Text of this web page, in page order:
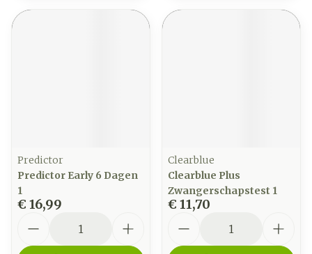
Predictor
Predictor Early 6 Dagen
1
€ 16,99
Clearblue
Clearblue Plus
Zwangerschapstest 1
€ 11,70